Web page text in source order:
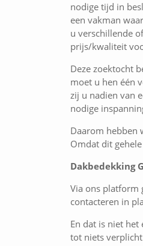
nodige tijd in
een vakman
u verschillende
prijs/kwaliteit
Deze zoektocht
moet u hen één
zij u nadien van
nodige
Daarom hebben
Omdat dit
Dakbedekking
Via ons platform
contacteren in
En dat is niet
tot niets